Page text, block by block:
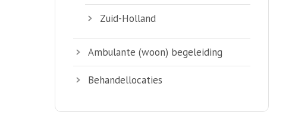
Zuid-Holland
Ambulante (woon) begeleiding
Behandellocaties